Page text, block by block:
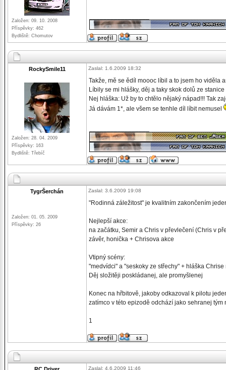
Založen: 09. 10. 2008
Příspěvky: 462
Bydliště: Chomutov
RockySmile11
Založen: 28. 04. 2009
Příspěvky: 163
Bydliště: Třebíč
Zaslal: 1.6.2009 18:32
Takže, mě se ědíl moooc líbil a to jsem ho viděla
Líbily se mi hlášky, děj a taky skok dolů ze
Nej hláška: Už by to chtělo nějaký nápad!!! Tak
Já dávám 1*, ale všem se tenhle díl líbit nemusel
TygrŠerchán
Založen: 01. 05. 2009
Příspěvky: 26
Zaslal: 3.6.2009 19:08
"Rodinná záležitost" je kvalitním zakončením
Nejlepší akce:
na začátku, Semir a Chris v převlečení (Chris v
závěr, honička + Chrisova akce
Vtipný scény:
"medvídci" a "seskoky ze střechy" + hláška
Děj složitěji poskládanej, ale promyšlenej
Konec na hřbitově, jakoby odkazoval k pilotu
zatímco v této epizodě odchází jako sehranej tým
1
Zaslal: 4.6.2009 11:46